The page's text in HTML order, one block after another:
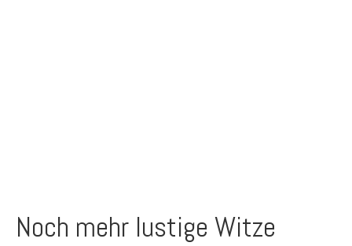
Noch mehr lustige Witze